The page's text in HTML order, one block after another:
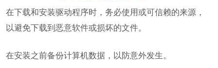
在下载和安装驱动程序时，务必使用或可信赖的来源，
以避免下载到恶意软件或损坏的文件。
在安装之前备份计算机数据，以防意外发生。